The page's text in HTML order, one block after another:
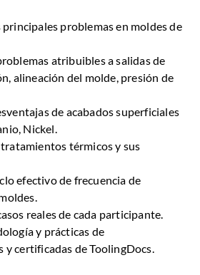
problemas en moldes de
atribuibles a salidas de
alineación del molde, presión de
de acabados superficiales
Nickel.
térmicos y sus
efectivo de frecuencia de
reales de cada participante.
y prácticas de
certificadas de ToolingDocs.